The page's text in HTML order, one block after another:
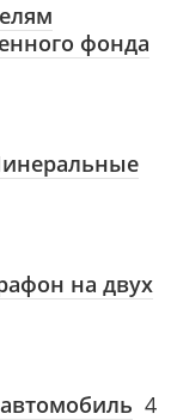
фонда
на двух
4